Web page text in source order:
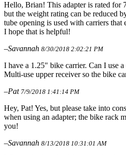
Hello, Brian! This adapter is rated for
but the weight rating can be reduced
tube opening is used with carriers that
I hope that is helpful!
–Savannah 8/30/2018 2:02:21 PM
I have a 1.25" bike carrier. Can I use
Multi-use upper receiver so the bike
–Pat 7/9/2018 1:41:14 PM
Hey, Pat! Yes, but please take into
when using an adapter; the bike rack
you!
–Savannah 8/13/2018 10:31:01 AM